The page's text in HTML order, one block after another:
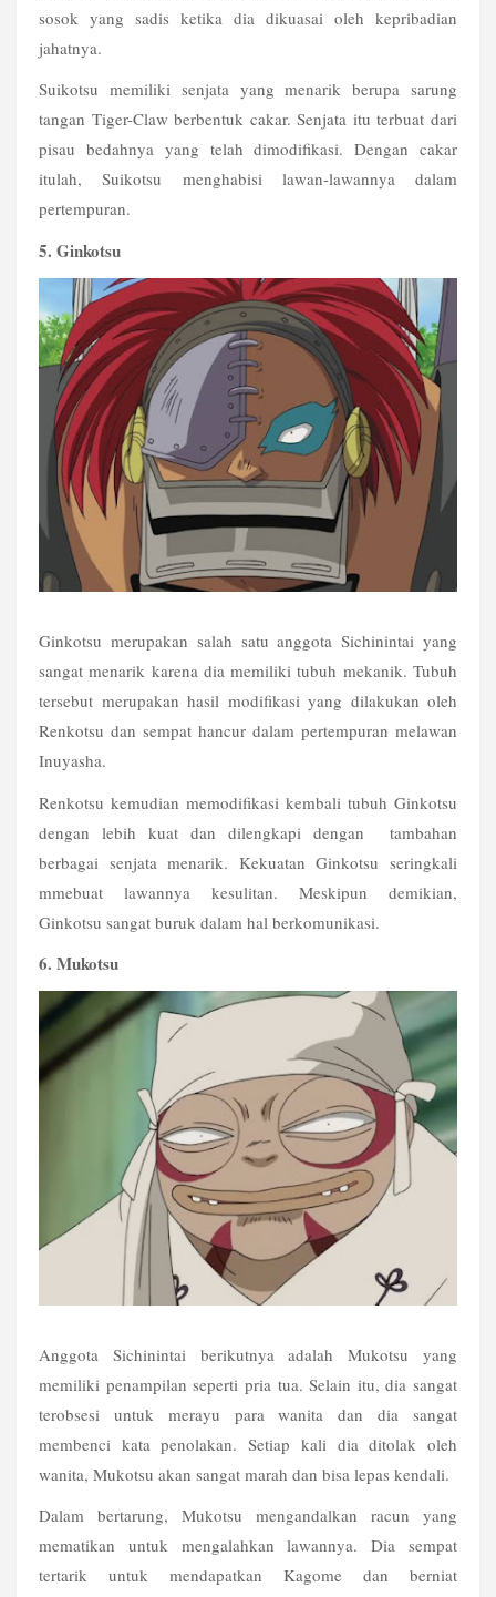
sosok yang sadis ketika dia dikuasai oleh kepribadian
jahatnya.
Suikotsu memiliki senjata yang menarik berupa sarung
tangan Tiger-Claw berbentuk cakar. Senjata itu terbuat dari
pisau bedahnya yang telah dimodifikasi. Dengan cakar
itulah, Suikotsu menghabisi lawan-lawannya dalam
pertempuran.
5. Ginkotsu
Ginkotsu merupakan salah satu anggota Sichinintai yang
sangat menarik karena dia memiliki tubuh mekanik. Tubuh
tersebut merupakan hasil modifikasi yang dilakukan oleh
Renkotsu dan sempat hancur dalam pertempuran melawan
Inuyasha.
Renkotsu kemudian memodifikasi kembali tubuh Ginkotsu
dengan lebih kuat dan dilengkapi dengan  tambahan
berbagai senjata menarik. Kekuatan Ginkotsu seringkali
mmebuat lawannya kesulitan. Meskipun demikian,
Ginkotsu sangat buruk dalam hal berkomunikasi.
6. Mukotsu
Anggota Sichinintai berikutnya adalah Mukotsu yang
memiliki penampilan seperti pria tua. Selain itu, dia sangat
terobsesi untuk merayu para wanita dan dia sangat
membenci kata penolakan. Setiap kali dia ditolak oleh
wanita, Mukotsu akan sangat marah dan bisa lepas kendali.
Dalam bertarung, Mukotsu mengandalkan racun yang
mematikan untuk mengalahkan lawannya. Dia sempat
tertarik untuk mendapatkan Kagome dan berniat